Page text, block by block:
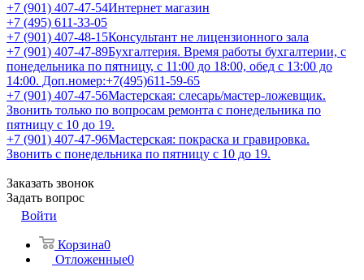
+7 (901) 407-47-54Интернет магазин
+7 (495) 611-33-05
+7 (901) 407-48-15Консультант не лицензионного зала
+7 (901) 407-47-89Бухгалтерия. Время работы бухгалтерии, с
понедельника по пятницу, с 11:00 до 18:00, обед с 13:00 до
14:00. Доп.номер:+7(495)611-59-65
+7 (901) 407-47-56Мастерская: слесарь/мастер-ложевщик.
Звонить только по вопросам ремонта с понедельника по
пятницу с 10 до 19.
+7 (901) 407-47-96Мастерская: покраска и гравировка.
Звонить с понедельника по пятницу с 10 до 19.
Заказать звонок
Задать вопрос
Войти
Корзина0
Отложенные0